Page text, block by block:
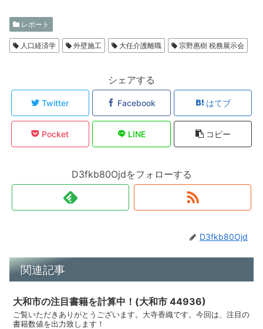
レポート
人口経済学 外壁施工 大任介護離職 宗野惠樹 税務展示会
シェアする
Twitter Facebook はてブ
Pocket LINE コピー
D3fkb80Ojdをフォローする
D3fkb80Ojd
関連記事
大和市の注目書籍を計算中！(大和市 44936)
ご覧いただきありがとうございます。大寺香織です。今回は、注目の
書籍数値を出力致します！